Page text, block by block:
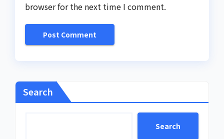
browser for the next time I comment.
Search
Search